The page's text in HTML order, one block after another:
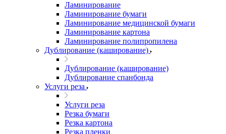
Ламинирование
Ламинирование бумаги
Ламинирование медицинской бумаги
Ламинирование картона
Ламинирование полипропилена
Дублирование (каширование)
Дублирование (каширование)
Дублирование спанбонда
Услуги реза
Услуги реза
Резка бумаги
Резка картона
Резка пленки